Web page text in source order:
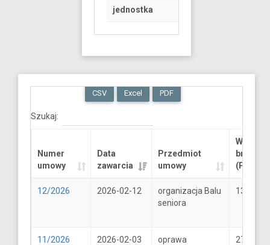
jednostka
CSV Excel PDF
Szukaj:
Numer
umowy
Data
zawarcia
Przedmiot
umowy
Wartość
brutto
(PLN)
12/2026 2026-02-12
organizacja Balu
seniora
13289.6
11/2026 2026-02-03
oprawa
2706